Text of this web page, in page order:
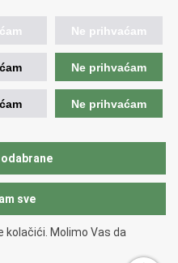
Officers FEU
zajednica.
Ne prihvaćam
Ne prihvaćam
Ne prihvaćam
sve
kolačići. Molimo Vas da